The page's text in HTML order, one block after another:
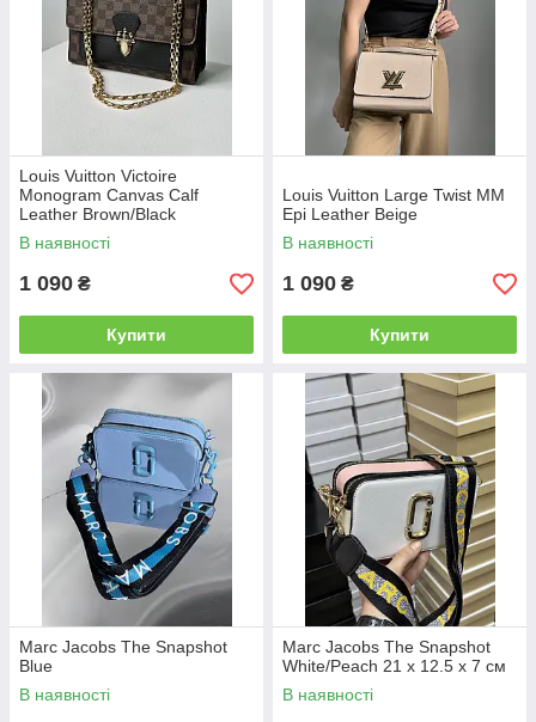
Louis Vuitton Victoire
Monogram Canvas Calf
Leather Brown/Black
В наявності
1 090 ₴
Купити
Louis Vuitton Large Twist MM
Epi Leather Beige
В наявності
1 090 ₴
Купити
Marc Jacobs The Snapshot
Blue
В наявності
Marc Jacobs The Snapshot
White/Peach 21 х 12.5 х 7 см
В наявності